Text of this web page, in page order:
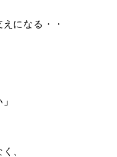
になる・・
、